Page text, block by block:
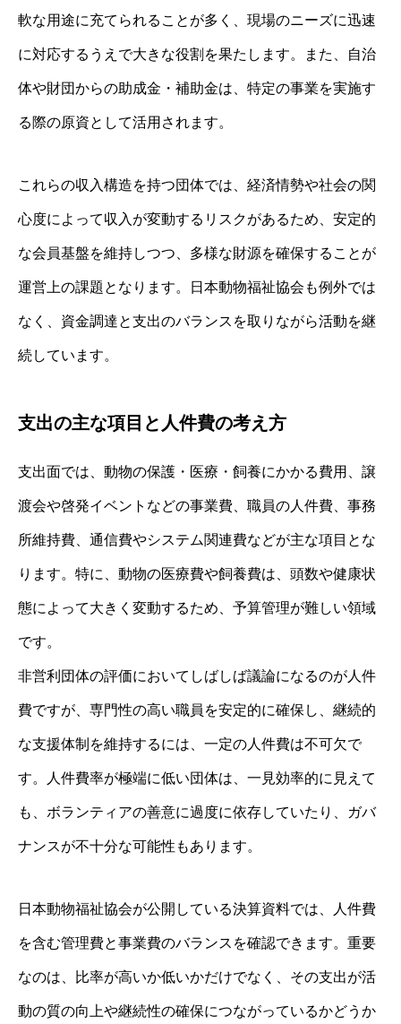
軟な用途に充てられることが多く、現場のニーズに迅速
に対応するうえで大きな役割を果たします。また、自治
体や財団からの助成金・補助金は、特定の事業を実施す
る際の原資として活用されます。
これらの収入構造を持つ団体では、経済情勢や社会の関
心度によって収入が変動するリスクがあるため、安定的
な会員基盤を維持しつつ、多様な財源を確保することが
運営上の課題となります。日本動物福祉協会も例外では
なく、資金調達と支出のバランスを取りながら活動を継
続しています。
支出の主な項目と人件費の考え方
支出面では、動物の保護・医療・飼養にかかる費用、譲
渡会や啓発イベントなどの事業費、職員の人件費、事務
所維持費、通信費やシステム関連費などが主な項目とな
ります。特に、動物の医療費や飼養費は、頭数や健康状
態によって大きく変動するため、予算管理が難しい領域
です。
非営利団体の評価においてしばしば議論になるのが人件
費ですが、専門性の高い職員を安定的に確保し、継続的
な支援体制を維持するには、一定の人件費は不可欠で
す。人件費率が極端に低い団体は、一見効率的に見えて
も、ボランティアの善意に過度に依存していたり、ガバ
ナンスが不十分な可能性もあります。
日本動物福祉協会が公開している決算資料では、人件費
を含む管理費と事業費のバランスを確認できます。重要
なのは、比率が高いか低いかだけでなく、その支出が活
動の質の向上や継続性の確保につながっているかどうか